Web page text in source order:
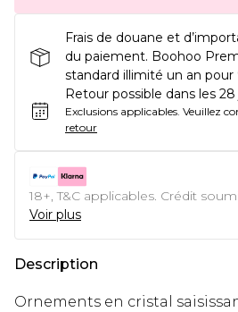
Frais de douane et
du paiement. Boohoo
standard illimité un an pour
Retour possible dans les 28
Exclusions applicables. Veuillez
retour
18+, T&C applicables. Crédit
Voir plus
Description
Ornements en cristal